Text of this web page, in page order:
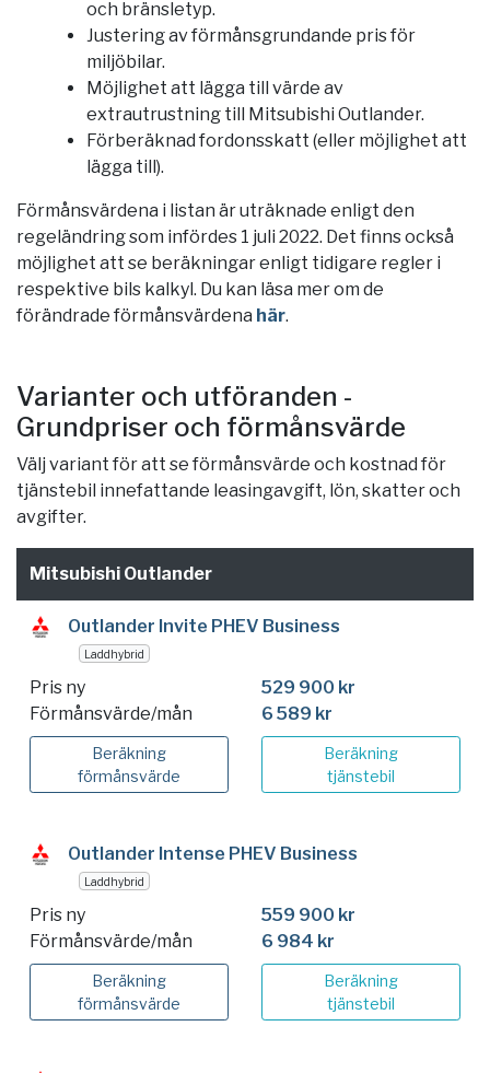
och bränsletyp.
Justering av förmånsgrundande pris för
miljöbilar.
Möjlighet att lägga till värde av
extrautrustning till Mitsubishi Outlander.
Förberäknad fordonsskatt (eller möjlighet att
lägga till).
Förmånsvärdena i listan är uträknade enligt den
regeländring som infördes 1 juli 2022. Det finns också
möjlighet att se beräkningar enligt tidigare regler i
respektive bils kalkyl. Du kan läsa mer om de
förändrade förmånsvärdena här.
Varianter och utföranden -
Grundpriser och förmånsvärde
Välj variant för att se förmånsvärde och kostnad för
tjänstebil innefattande leasingavgift, lön, skatter och
avgifter.
Mitsubishi Outlander
Outlander Invite PHEV Business
Laddhybrid
Pris ny
529 900 kr
Förmånsvärde/mån
6 589 kr
Beräkning
förmånsvärde
Beräkning
tjänstebil
Outlander Intense PHEV Business
Laddhybrid
Pris ny
559 900 kr
Förmånsvärde/mån
6 984 kr
Beräkning
förmånsvärde
Beräkning
tjänstebil